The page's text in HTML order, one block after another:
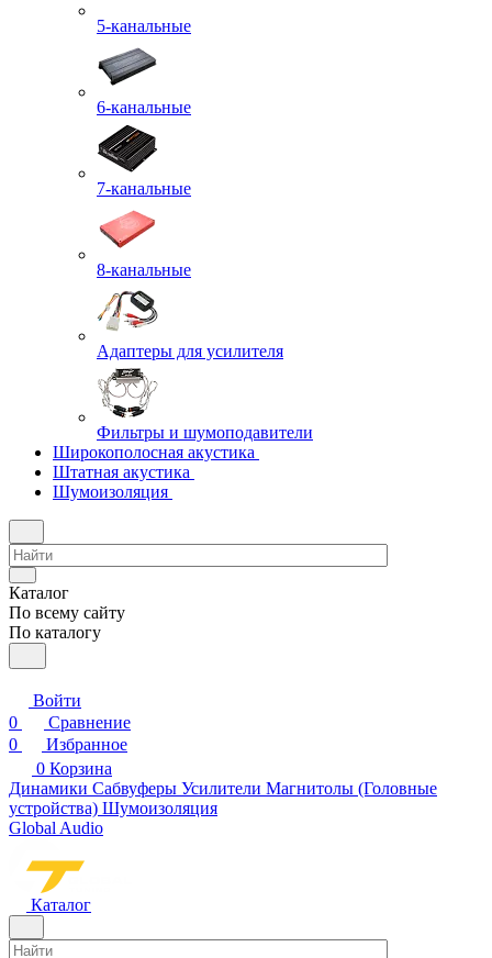
5-канальные
6-канальные
7-канальные
8-канальные
Адаптеры для усилителя
Фильтры и шумоподавители
Широкополосная акустика
Штатная акустика
Шумоизоляция
Каталог
По всему сайту
По каталогу
Войти
0
Сравнение
0
Избранное
0 Корзина
Динамики Сабвуферы Усилители Магнитолы (Головные
устройства) Шумоизоляция
Global Audio
Каталог